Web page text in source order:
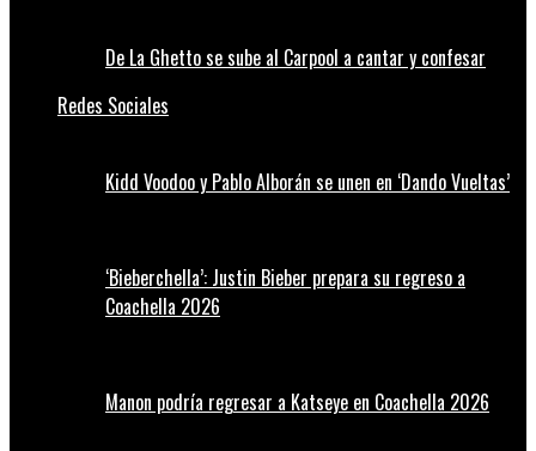
De La Ghetto se sube al Carpool a cantar y confesar
Redes Sociales
Kidd Voodoo y Pablo Alborán se unen en ‘Dando Vueltas’
‘Bieberchella’: Justin Bieber prepara su regreso a
Coachella 2026
Manon podría regresar a Katseye en Coachella 2026